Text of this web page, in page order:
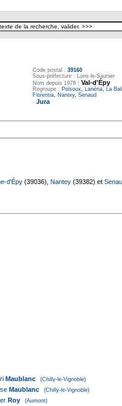
Code postal : 39160
Sous-préfecture : Lons-le-Saunier
Nom depuis 1978 : Val-d'Épy
Regroupe : Poisoux, Lanéria, La
Florentia, Nantey, Senaud
- Jura
d'Épy (39036), Nantey (39382) et
Maublanc (Chilly-le-Vignoble)
Maublanc (Chilly-le-Vignoble)
Roy (Aumont)